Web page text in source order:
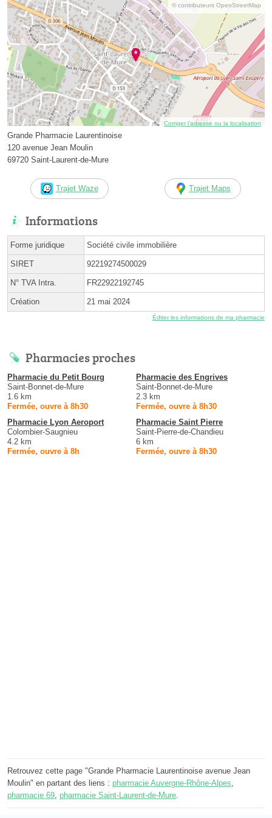
© contributeurs OpenStreetMap
Corriger l’adresse ou la localisation
Grande Pharmacie Laurentinoise
120 avenue Jean Moulin
69720 Saint-Laurent-de-Mure
Trajet Waze Trajet Maps
Informations
Forme juridique Société civile immobilière
SIRET 92219274500029
N° TVA Intra. FR22922192745
Création 21 mai 2024
Éditer les informations de ma pharmacie
Pharmacies proches
Pharmacie du Petit Bourg
Saint-Bonnet-de-Mure
1.6 km
Fermée, ouvre à 8h30
Pharmacie des Engrives
Saint-Bonnet-de-Mure
2.3 km
Fermée, ouvre à 8h30
Pharmacie Lyon Aeroport
Colombier-Saugnieu
4.2 km
Fermée, ouvre à 8h
Pharmacie Saint Pierre
Saint-Pierre-de-Chandieu
6 km
Fermée, ouvre à 8h30
Retrouvez cette page "Grande Pharmacie Laurentinoise avenue Jean
Moulin" en partant des liens : pharmacie Auvergne-Rhône-Alpes
pharmacie 69 pharmacie Saint-Laurent-de-Mure